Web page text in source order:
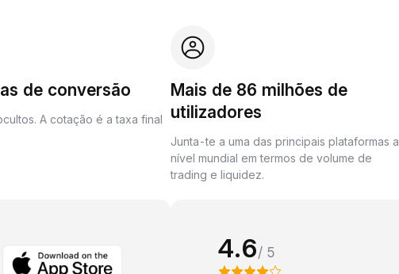
de conversão
A cotação é a taxa final
Mais de 86 milhões de
utilizadores
Junta-te a uma das principais plataformas a
nível mundial em termos de volume de
trading e liquidez.
4.6/ 5